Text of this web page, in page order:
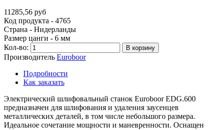
11285,56 руб
Код продукта - 4765
Страна - Нидерланды
Размер цанги - 6 мм
Кол-во:
В корзину
Производитель Euroboor
Подробности
Как заказать
Электрический шлифовальный станок Euroboor EDG.600
предназначен для шлифования и удаления заусенцев
металлических деталей, в том числе небольшого размера.
Идеальное сочетание мощности и маневренности. Оснащен